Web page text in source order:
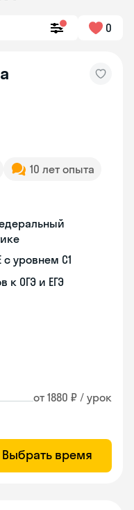
0
10 лет опыта
с уровнем C1
к ОГЭ и ЕГЭ
от 1880 ₽ / урок
Выбрать время